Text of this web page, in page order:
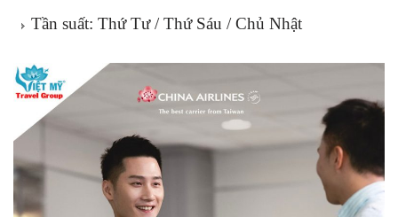
Tần suất: Thứ Tư / Thứ Sáu / Chủ Nhật